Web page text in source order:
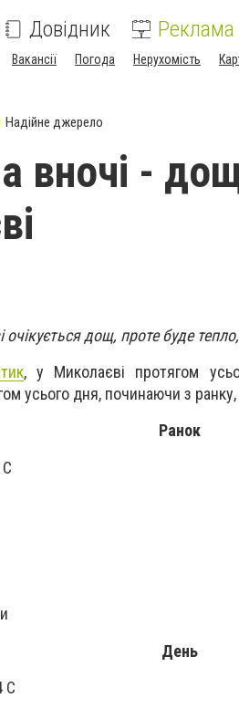
Довідник Реклама
Вакансії Погода Нерухомість
Надійне джерело
вночі -
очікується дощ, проте буде
, у Миколаєві протягом
усього дня, починаючи з
Ранок
День
С